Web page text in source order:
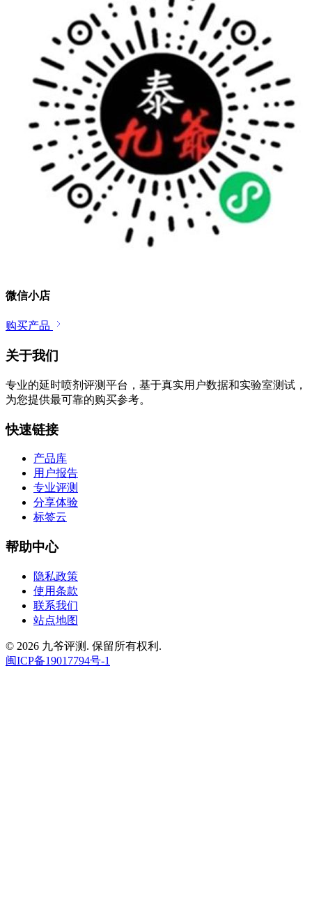
微信小店
购买产品
关于我们
专业的延时喷剂评测平台，基于真实用户数据和实验室测试，
为您提供最可靠的购买参考。
快速链接
产品库
用户报告
专业评测
分享体验
标签云
帮助中心
隐私政策
使用条款
联系我们
站点地图
© 2026 九爷评测. 保留所有权利.
闽ICP备19017794号-1